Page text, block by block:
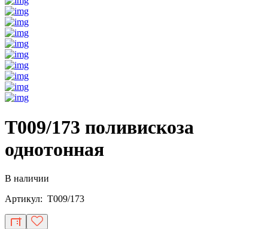
T009/173 поливискоза
однотонная
В наличии
Артикул: T009/173